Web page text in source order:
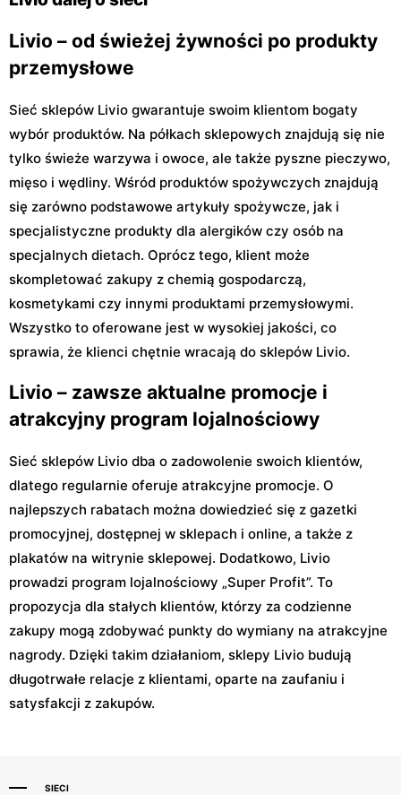
Livio – od świeżej żywności po produkty
przemysłowe
Sieć sklepów Livio gwarantuje swoim klientom bogaty
wybór produktów. Na półkach sklepowych znajdują się nie
tylko świeże warzywa i owoce, ale także pyszne pieczywo,
mięso i wędliny. Wśród produktów spożywczych znajdują
się zarówno podstawowe artykuły spożywcze, jak i
specjalistyczne produkty dla alergików czy osób na
specjalnych dietach. Oprócz tego, klient może
skompletować zakupy z chemią gospodarczą,
kosmetykami czy innymi produktami przemysłowymi.
Wszystko to oferowane jest w wysokiej jakości, co
sprawia, że klienci chętnie wracają do sklepów Livio.
Livio – zawsze aktualne promocje i
atrakcyjny program lojalnościowy
Sieć sklepów Livio dba o zadowolenie swoich klientów,
dlatego regularnie oferuje atrakcyjne promocje. O
najlepszych rabatach można dowiedzieć się z gazetki
promocyjnej, dostępnej w sklepach i online, a także z
plakatów na witrynie sklepowej. Dodatkowo, Livio
prowadzi program lojalnościowy „Super Profit”. To
propozycja dla stałych klientów, którzy za codzienne
zakupy mogą zdobywać punkty do wymiany na atrakcyjne
nagrody. Dzięki takim działaniom, sklepy Livio budują
długotrwałe relacje z klientami, oparte na zaufaniu i
satysfakcji z zakupów.
SIECI